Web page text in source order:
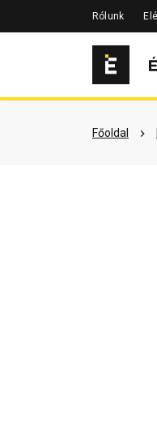
Rólunk
Főoldal